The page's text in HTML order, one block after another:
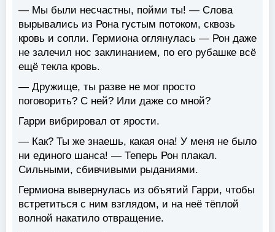
— Мы были несчастны, пойми ты! — Слова
вырывались из Рона густым потоком, сквозь
кровь и сопли. Гермиона оглянулась — Рон даже
не залечил нос заклинанием, по его рубашке всё
ещё текла кровь.
— Дружище, ты разве не мог просто
поговорить? С ней? Или даже со мной?
Гарри вибрировал от ярости.
— Как? Ты же знаешь, какая она! У меня не было
ни единого шанса! — Теперь Рон плакал.
Сильными, сбивчивыми рыданиями.
Гермиона вывернулась из объятий Гарри, чтобы
встретиться с ним взглядом, и на неё тёплой
волной накатило отвращение.